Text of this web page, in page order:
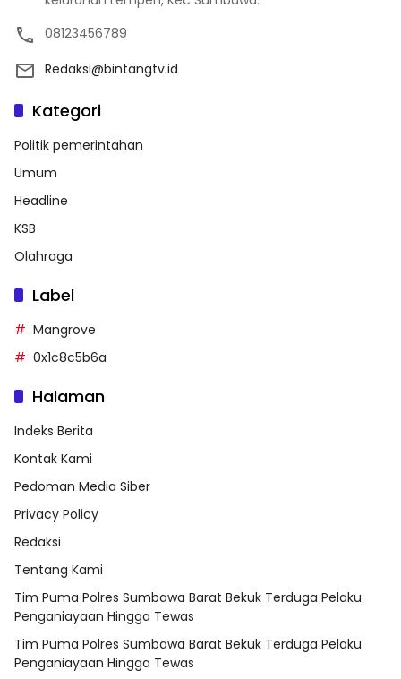
08123456789
Redaksi@bintangtv.id
Kategori
Politik pemerintahan
Umum
Headline
KSB
Olahraga
Label
Mangrove
0x1c8c5b6a
Halaman
Indeks Berita
Kontak Kami
Pedoman Media Siber
Privacy Policy
Redaksi
Tentang Kami
Tim Puma Polres Sumbawa Barat Bekuk Terduga Pelaku
Penganiayaan Hingga Tewas
Tim Puma Polres Sumbawa Barat Bekuk Terduga Pelaku
Penganiayaan Hingga Tewas